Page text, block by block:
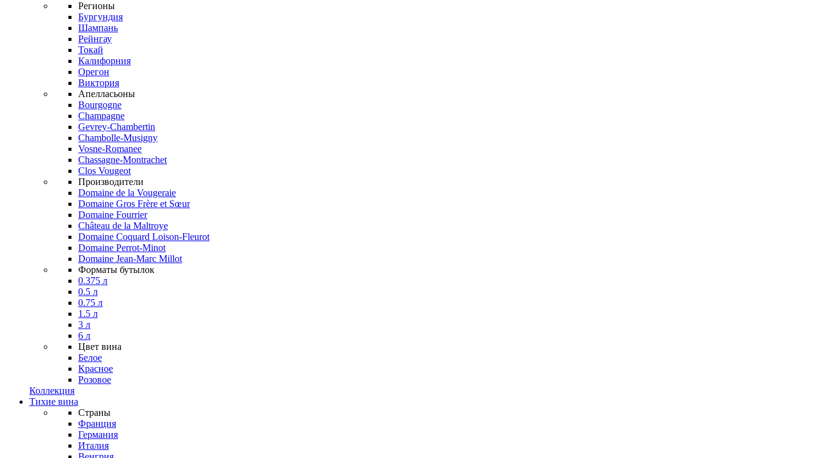
Регионы
Бургундия
Шампань
Рейнгау
Токай
Калифорния
Орегон
Виктория
Апелласьоны
Bourgogne
Champagne
Gevrey-Chambertin
Chambolle-Musigny
Vosne-Romanee
Chassagne-Montrachet
Clos Vougeot
Производители
Domaine de la Vougeraie
Domaine Gros Frère et Sœur
Domaine Fourrier
Château de la Maltroye
Domaine Coquard Loison-Fleurot
Domaine Perrot-Minot
Domaine Jean-Marc Millot
Форматы бутылок
0.375 л
0.5 л
0.75 л
1.5 л
3 л
6 л
Цвет вина
Белое
Красное
Розовое
Коллекция
Тихие вина
Страны
Франция
Германия
Италия